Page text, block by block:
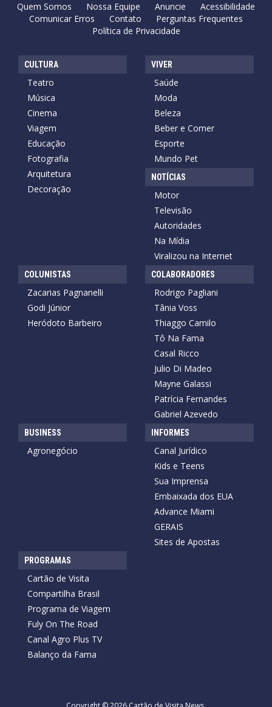
Quem Somos Nossa Equipe Anuncie
Acessibilidade
Comunicar Erros
Contato
Perguntas Frequentes
Política de Privacidade
CULTURA
Teatro
Música
Cinema
Viagem
Educação
Fotografia
Arquitetura
Decoração
VIVER
Saúde
Moda
Beleza
Beber e Comer
Esporte
Mundo Pet
NOTÍCIAS
Motor
Televisão
Autoridades
Na Mídia
Viralizou na Internet
COLUNISTAS
Zacarias Pagnanelli
Godi Júnior
Heródoto Barbeiro
COLABORADORES
Rodrigo Pagliani
Tânia Voss
Thiaggo Camilo
Tô Na Fama
Casal Ricco
Julio Di Madeo
Mayne Galassi
Patrícia Fernandes
Gabriel Azevedo
BUSINESS
Agronegócio
INFORMES
Canal Jurídico
Kids e Teens
Sua Imprensa
Embaixada dos EUA
Advance Miami
GERAIS
Sites de Apostas
PROGRAMAS
Cartão de Visita
Compartilha Brasil
Programa de Viagem
Fuly On The Road
Canal Agro Plus TV
Balanço da Fama